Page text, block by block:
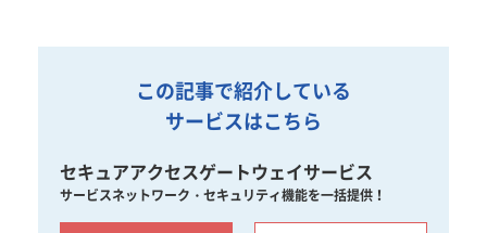
この記事で紹介している
サービスはこちら
セキュアアクセスゲートウェイサービス
サービスネットワーク・セキュリティ機能を一括提供！